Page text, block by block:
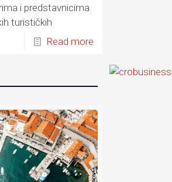
i predstavnicima
turističkih
i grada Zagreba.
Read more